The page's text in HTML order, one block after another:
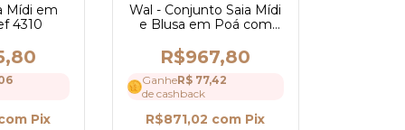
Mídi em
4310
Pix
Wal - Conjunto Saia Mídi
e Blusa em Poá com
R$967,80
GanheR$ 77,42
de cashback
R$871,02 com Pix